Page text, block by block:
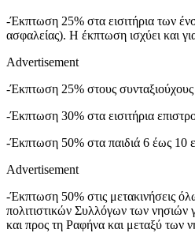
-Έκπτωση 25% στα εισιτήρια των
ασφαλείας). Η έκπτωση ισχύει και
Advertisement
-Έκπτωση 25% στους
-Έκπτωση 30% στα εισιτήρια
-Έκπτωση 50% στα παιδιά 6 έως 10
Advertisement
-Έκπτωση 50% στις μετακινήσεις
πολιτιστικών Συλλόγων των νησιών
και προς τη Ραφήνα και μεταξύ των